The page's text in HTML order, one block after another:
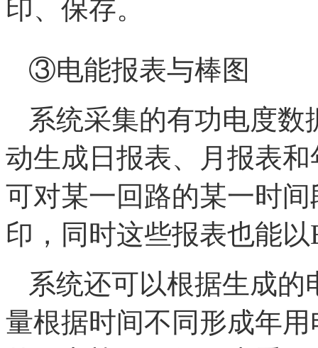
印、保存。
③电能报表与棒图
系统采集的有功电度
动生成日报表、月报表
可对某一回路的某一时
印，同时这些报表也能
系统还可以根据生成
量根据时间不同形成年